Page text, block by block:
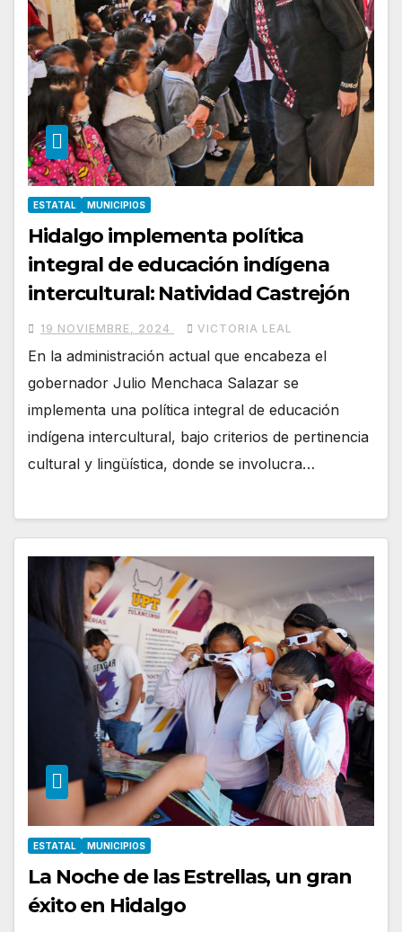
ESTATAL MUNICIPIOS
Hidalgo implementa política
integral de educación indígena
intercultural: Natividad Castrejón
19 NOVIEMBRE, 2024 VICTORIA LEAL
En la administración actual que encabeza el
gobernador Julio Menchaca Salazar se
implementa una política integral de educación
indígena intercultural, bajo criterios de pertinencia
cultural y lingüística, donde se involucra…
ESTATAL MUNICIPIOS
La Noche de las Estrellas, un gran
éxito en Hidalgo